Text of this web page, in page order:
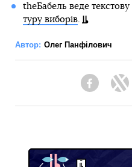
theБабель веде текстову
туру виборів.
Автор: Олег Панфілович
Facebook